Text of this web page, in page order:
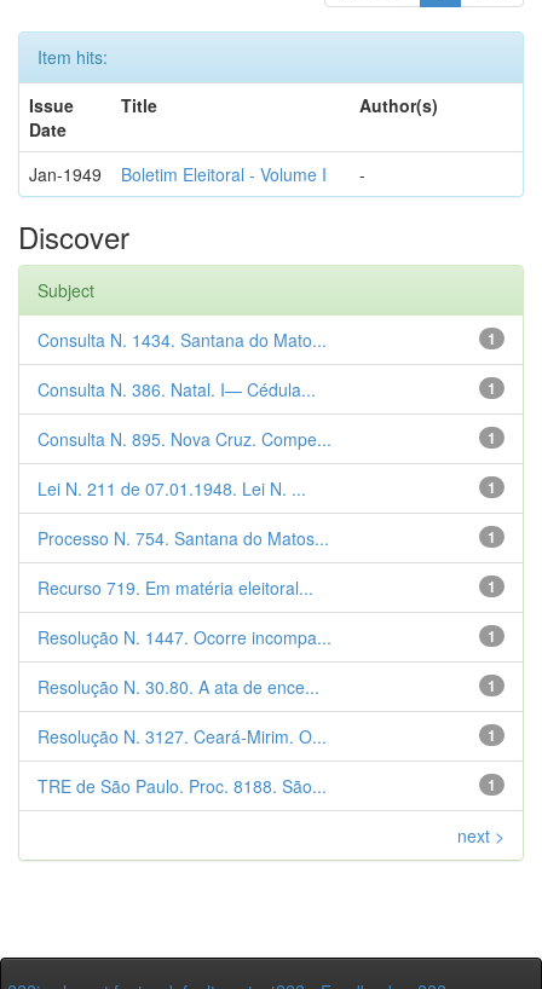
Item hits:
Issue
Date
Title Author(s)
Jan-1949 Boletim Eleitoral - Volume I -
Discover
Subject
1
Consulta N. 1434. Santana do Mato...
1
Consulta N. 386. Natal. I— Cédula...
1
Consulta N. 895. Nova Cruz. Compe...
1
Lei N. 211 de 07.01.1948. Lei N. ...
1
Processo N. 754. Santana do Matos...
1
Recurso 719. Em matéria eleitoral...
1
Resolução N. 1447. Ocorre incompa...
1
Resolução N. 30.80. A ata de ence...
1
Resolução N. 3127. Ceará-Mirim. O...
1
TRE de São Paulo. Proc. 8188. São...
next >